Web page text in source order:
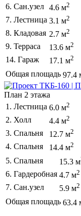
6. Сан.узел 4.6 м2
7. Лестница 3.1 м2
8. Кладовая 2.7 м2
9. Терраса 13.6 м2
14. Гараж 17.1 м2
Общая площадь 97.4
План 2 этажа
1. Лестница 6.0 м2
2. Холл 4.4 м2
3. Спальня 12.7 м2
4. Спальня 14.4 м2
5. Спальня 15.3 м
6. Гардеробная 4.7 м2
7. Сан.узел 5.9 м2
Общая площадь 63.4